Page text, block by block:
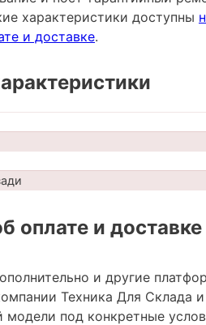
характеристики доступны
и доставке.
оплате и
и другие
Техника Для Склада
под конкретные